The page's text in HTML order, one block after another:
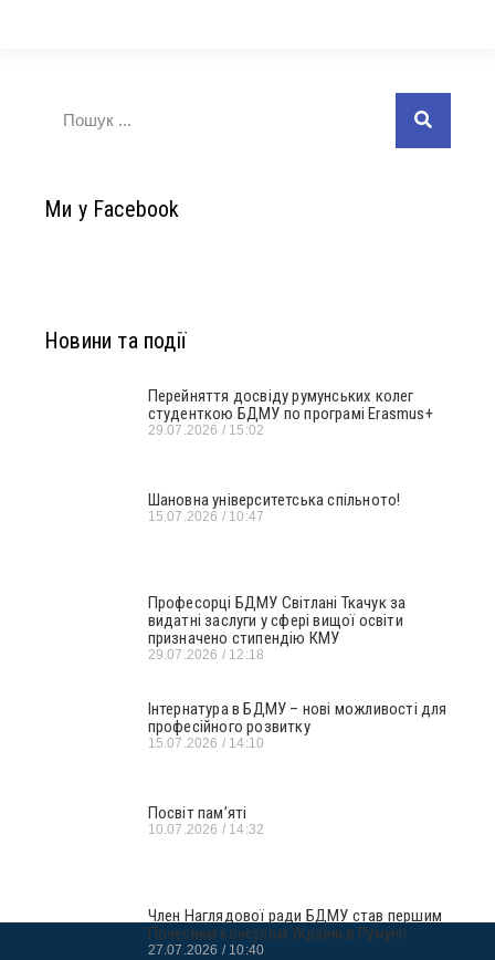
Ми у Facebook
Новини та події
Перейняття досвіду румунських колег
студенткою БДМУ по програмі Erasmus+
29.07.2026 15:02
Шановна університетська спільното!
15.07.2026 10:47
Професорці БДМУ Світлані Ткачук за
видатні заслуги у сфері вищої освіти
призначено стипендію КМУ
29.07.2026 12:18
Інтернатура в БДМУ – нові можливості для
професійного розвитку
15.07.2026 14:10
Посвіт пам’яті
10.07.2026 14:32
Член Наглядової ради БДМУ став першим
Почесним консулом України в Румунії
27.07.2026 10:40